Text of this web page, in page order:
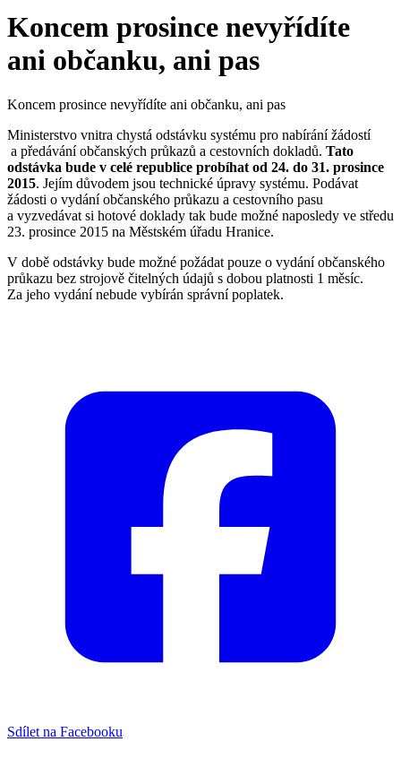
Koncem prosince nevyřídíte
ani občanku, ani pas
Koncem prosince nevyřídíte ani občanku, ani pas
Ministerstvo vnitra chystá odstávku systému pro nabírání žádostí
a předávání občanských průkazů a cestovních dokladů. Tato
odstávka bude v celé republice probíhat od 24. do 31. prosince
2015. Jejím důvodem jsou technické úpravy systému. Podávat
žádosti o vydání občanského průkazu a cestovního pasu
a vyzvedávat si hotové doklady tak bude možné naposledy ve středu
23. prosince 2015 na Městském úřadu Hranice.
V době odstávky bude možné požádat pouze o vydání občanského
průkazu bez strojově čitelných údajů s dobou platnosti 1 měsíc.
Za jeho vydání nebude vybírán správní poplatek.
Sdílet na Facebooku